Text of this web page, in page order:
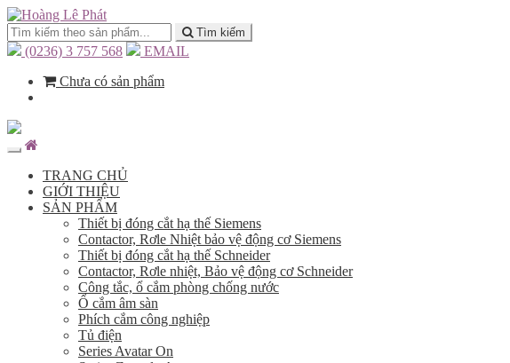
Tìm kiếm
(0236) 3 757 568
EMAIL
Chưa có sản phẩm
TRANG CHỦ
GIỚI THIỆU
SẢN PHẨM
Thiết bị đóng cắt hạ thế Siemens
Contactor, Rơle Nhiệt bảo vệ động cơ Siemens
Thiết bị đóng cắt hạ thế Schneider
Contactor, Rơle nhiệt, Bảo vệ động cơ Schneider
Công tắc, ổ cắm phòng chống nước
Ổ cắm âm sàn
Phích cắm công nghiệp
Tủ điện
Series Avatar On